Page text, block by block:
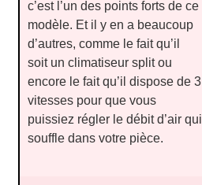
c’est l’un des points forts de ce
modèle. Et il y en a beaucoup
d’autres, comme le fait qu’il
soit un climatiseur split ou
encore le fait qu’il dispose de 3
vitesses pour que vous
puissiez régler le débit d’air qui
souffle dans votre pièce.